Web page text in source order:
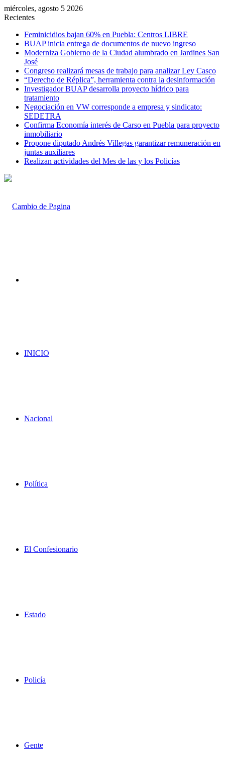
miércoles, agosto 5 2026
Recientes
Feminicidios bajan 60% en Puebla: Centros LIBRE
BUAP inicia entrega de documentos de nuevo ingreso
Moderniza Gobierno de la Ciudad alumbrado en Jardines San
José
Congreso realizará mesas de trabajo para analizar Ley Casco
“Derecho de Réplica”, herramienta contra la desinformación
Investigador BUAP desarrolla proyecto hídrico para
tratamiento
Negociación en VW corresponde a empresa y sindicato:
SEDETRA
Confirma Economía interés de Carso en Puebla para proyecto
inmobiliario
Propone diputado Andrés Villegas garantizar remuneración en
juntas auxiliares
Realizan actividades del Mes de las y los Policías
INICIO
Nacional
Política
El Confesionario
Estado
Policía
Gente